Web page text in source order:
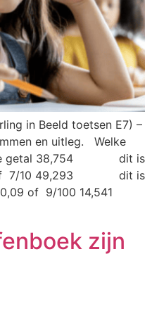
in Beeld toetsen E7) –
en uitleg. Welke
getal 38,754 dit is
of 7/10 49,293 dit is
0,09 of 9/100 14,541
zijn